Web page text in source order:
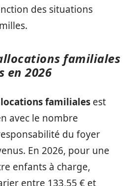
des situations
familiales
en 2026
familiales est
avec le nombre
du foyer
En 2026, pour une
enfants à charge,
entre 133,55 € et